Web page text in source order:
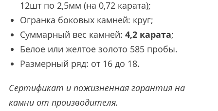
12шт по 2,5мм (на 0,72 карата);
Огранка боковых камней: круг;
Суммарный вес камней: 4,2 карата;
Белое или желтое золото 585 пробы.
Размерный ряд: от 16 до 18.
Сертификат и пожизненная гарантия на
камни от производителя.